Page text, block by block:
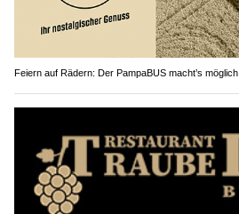
Feiern auf Rädern: Der PampaBUS macht’s möglich